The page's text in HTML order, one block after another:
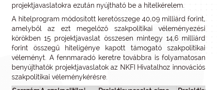
projektjavaslatokra ezután nyújtható be a hitelkérelem.
A hitelprogram módosított keretösszege 40,09 milliárd forint,
amelyből az ezt megelőző szakpolitikai véleményezési
körökben 15 projektjavaslat összesen mintegy 14,6 milliárd
forint összegű hiteligénye kapott támogató szakpolitikai
véleményt. A fennmaradó keretre továbbra is folyamatosan
benyújthatók projektjavaslatok az NKFI Hivatalhoz innovációs
szakpolitikai véleménykérésre.